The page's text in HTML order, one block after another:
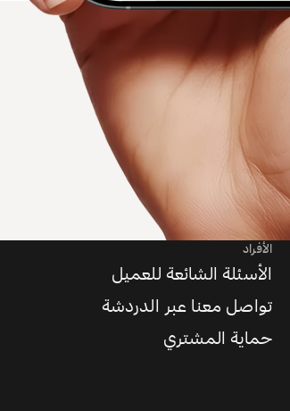
الأفراد
الأسئلة الشائعة للعميل
تواصل معنا عبر الدردشة
حماية المشتري